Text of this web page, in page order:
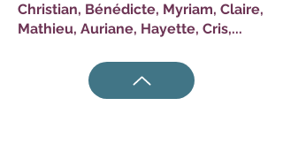
Christian, Bénédicte, Myriam, Claire,
Mathieu, Auriane, Hayette, Cris,...